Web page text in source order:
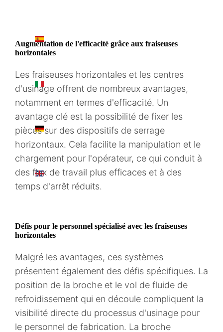
ES
IT
DE
EN
Augmentation de l'efficacité grâce aux fraiseuses
horizontales
Les fraiseuses horizontales et les centres
d'usinage offrent de nombreux avantages,
notamment en termes d'efficacité. Un
avantage clé est la possibilité de fixer les
pièces sur des dispositifs de serrage
horizontaux. Cela facilite la manipulation et le
chargement pour l'opérateur, ce qui conduit à
des flux de travail plus efficaces et à des
temps d'arrêt réduits.
Défis pour le personnel spécialisé avec les fraiseuses
horizontales
Malgré les avantages, ces systèmes
présentent également des défis spécifiques. La
position de la broche et le vol de fluide de
refroidissement qui en découle compliquent la
visibilité directe du processus d'usinage pour
le personnel de fabrication. La broche